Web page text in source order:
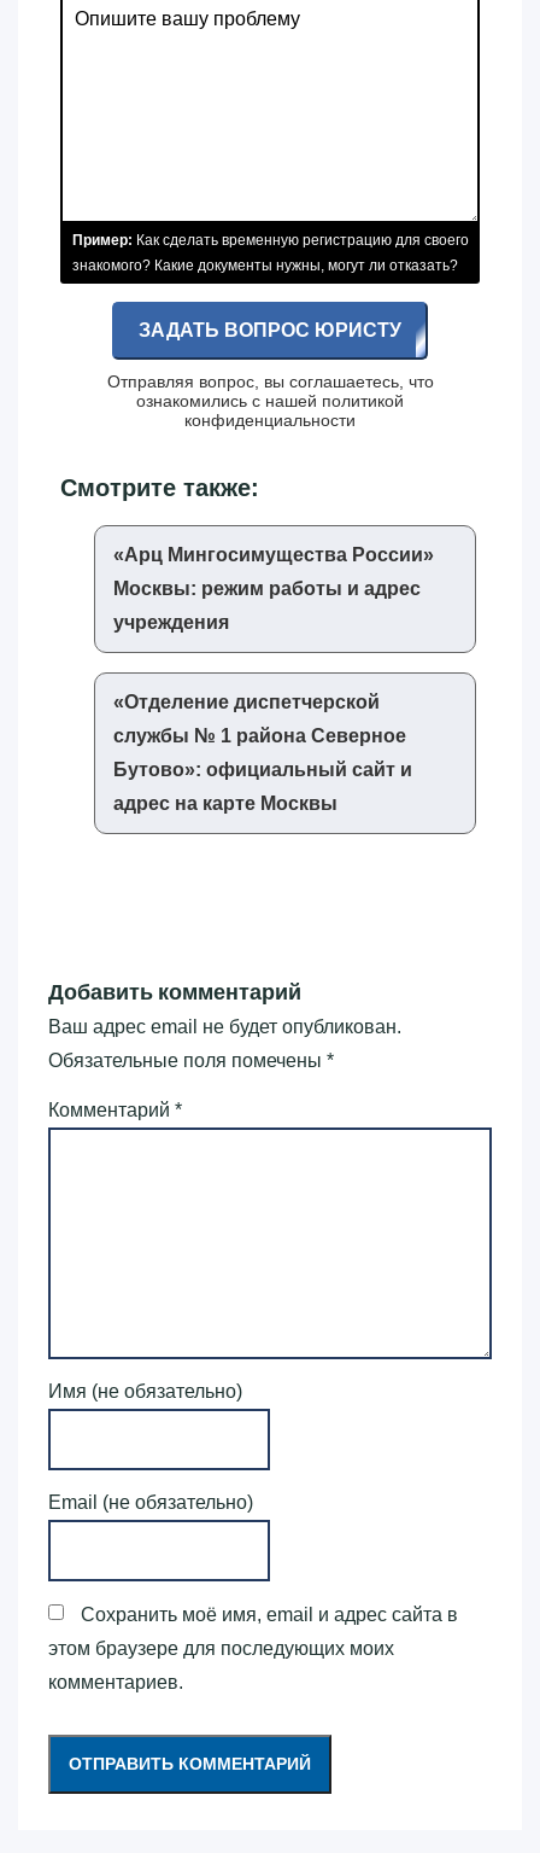
Пример: Как сделать временную регистрацию для своего
знакомого? Какие документы нужны, могут ли отказать?
ЗАДАТЬ ВОПРОС ЮРИСТУ
Отправляя вопрос, вы соглашаетесь, что
ознакомились с нашей политикой
конфиденциальности
Смотрите также:
«‎Арц Мингосимущества России»‎
Москвы: режим работы и адрес
учреждения
«‎Отделение диспетчерской
службы № 1 района Северное
Бутово»‎: официальный сайт и
адрес на карте Москвы
Добавить комментарий
Ваш адрес email не будет опубликован.
Обязательные поля помечены *
Комментарий *
Имя (не обязательно)
Email (не обязательно)
Сохранить моё имя, email и адрес сайта в
этом браузере для последующих моих
комментариев.